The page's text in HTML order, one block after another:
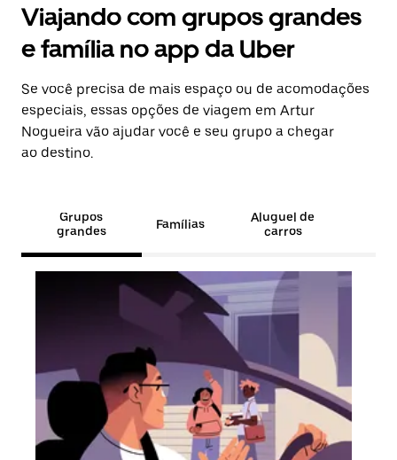
Viajando com grupos grandes
e família no app da Uber
Se você precisa de mais espaço ou de acomodações
especiais, essas opções de viagem em Artur
Nogueira vão ajudar você e seu grupo a chegar
ao destino.
Grupos
grandes
Famílias
Aluguel de
carros